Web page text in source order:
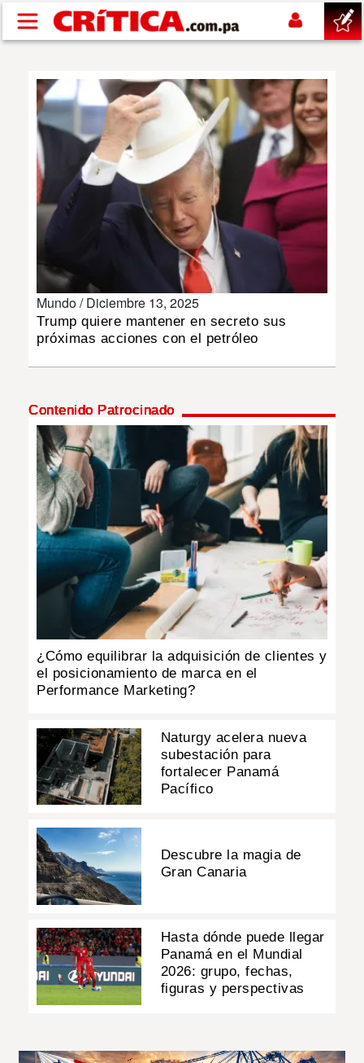
Pasar al contenido principal
SUCESOS
NACIONAL
POLÍTICA
DEPORTES
MUNDO
MULTIMEDIA
IMPRESO
Mundo /Diciembre 13, 2025
Trump quiere mantener en secreto sus
próximas acciones con el petróleo
Contenido Patrocinado
¿Cómo equilibrar la adquisición de clientes y
el posicionamiento de marca en el
Performance Marketing?
Naturgy acelera nueva
subestación para
fortalecer Panamá
Pacífico
Descubre la magia de
Gran Canaria
Hasta dónde puede llegar
Panamá en el Mundial
2026: grupo, fechas,
figuras y perspectivas